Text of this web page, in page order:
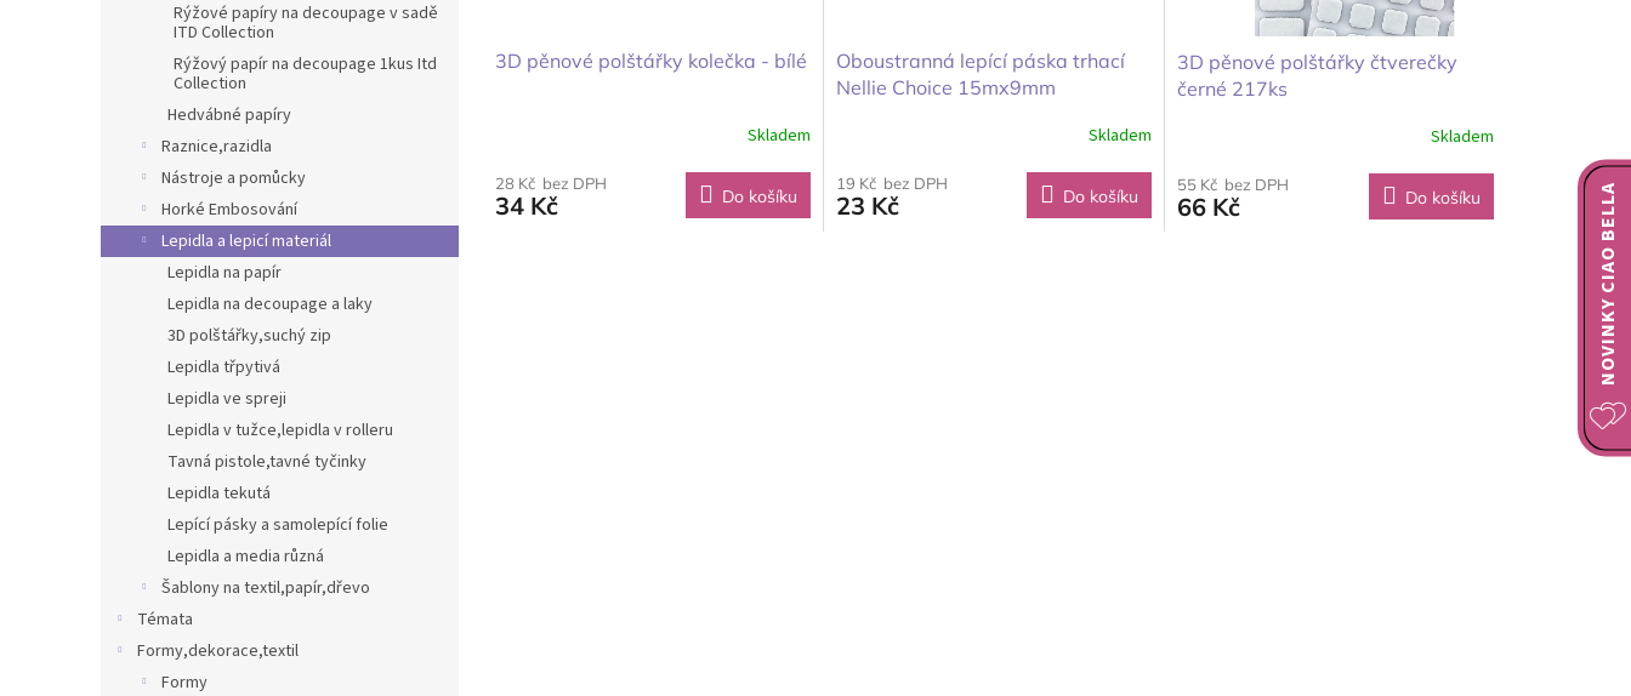
Rýžové papíry na decoupage v sadě
ITD Collection
Rýžový papír na decoupage 1kus Itd
Collection
Hedvábné papíry
Raznice,razidla
Nástroje a pomůcky
Horké Embosování
Lepidla a lepicí materiál
Lepidla na papír
Lepidla na decoupage a laky
3D polštářky,suchý zip
Lepidla třpytivá
Lepidla ve spreji
Lepidla v tužce,lepidla v rolleru
Tavná pistole,tavné tyčinky
Lepidla tekutá
Lepící pásky a samolepící folie
Lepidla a media různá
Šablony na textil,papír,dřevo
Témata
Formy,dekorace,textil
Formy
3D pěnové polštářky kolečka - bílé
Skladem
28 Kč bez DPH
34 Kč Do košíku
Oboustranná lepící páska trhací
Nellie Choice 15mx9mm
Skladem
19 Kč bez DPH
23 Kč Do košíku
3D pěnové polštářky čtverečky
černé 217ks
Skladem
55 Kč bez DPH
66 Kč Do košíku NOVINKY CIAO BELLA